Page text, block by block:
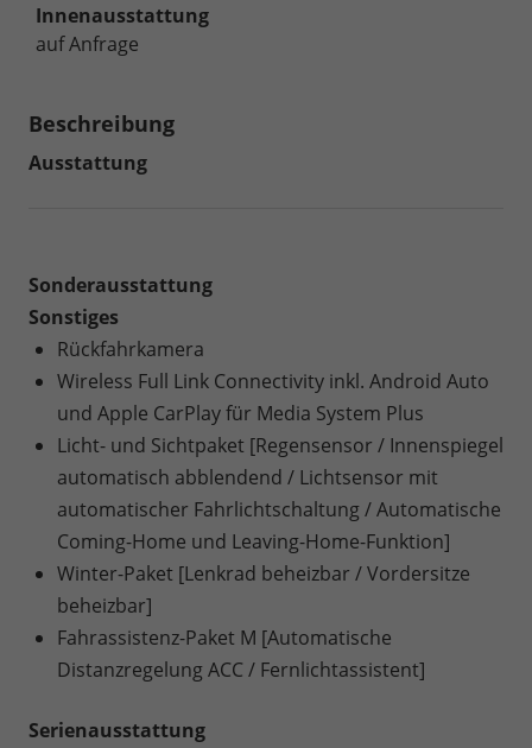
Innenausstattung
auf Anfrage
Beschreibung
Ausstattung
Sonderausstattung
Sonstiges
Rückfahrkamera
Wireless Full Link Connectivity inkl. Android Auto
und Apple CarPlay für Media System Plus
Licht- und Sichtpaket [Regensensor / Innenspiegel
automatisch abblendend / Lichtsensor mit
automatischer Fahrlichtschaltung / Automatische
Coming-Home und Leaving-Home-Funktion]
Winter-Paket [Lenkrad beheizbar / Vordersitze
beheizbar]
Fahrassistenz-Paket M [Automatische
Distanzregelung ACC / Fernlichtassistent]
Serienausstattung